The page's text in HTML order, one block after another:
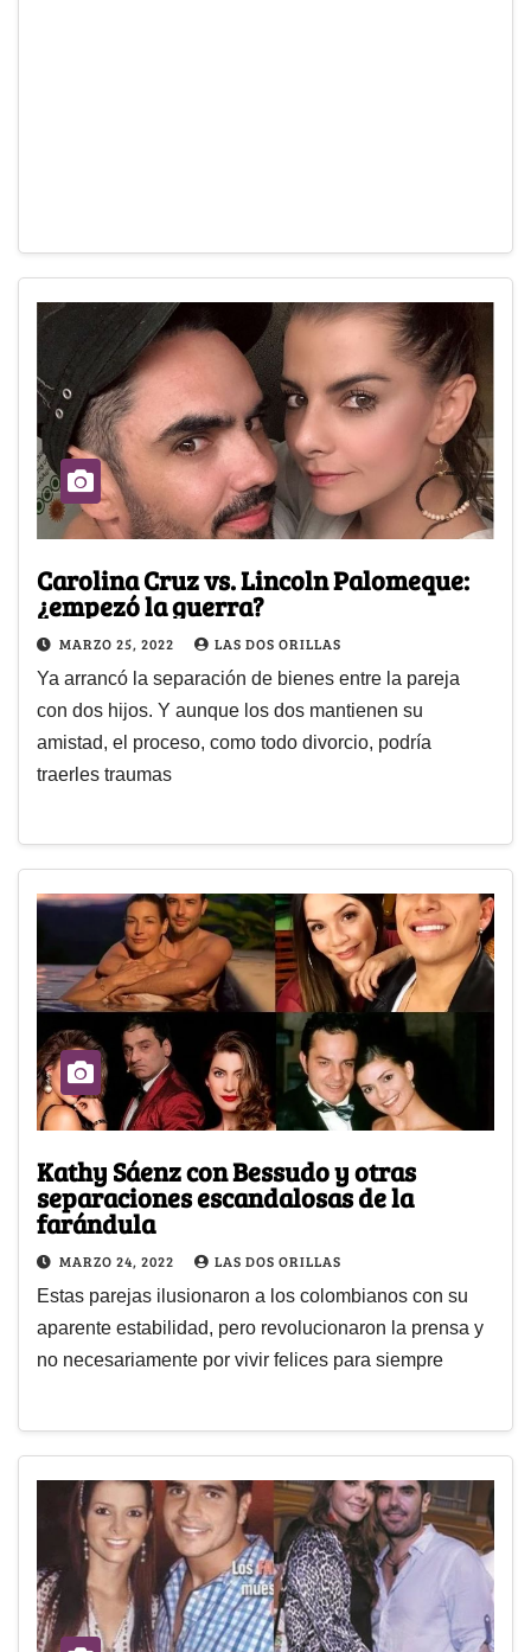
Carolina Cruz vs. Lincoln Palomeque:
¿empezó la guerra?
MARZO 25, 2022 LAS DOS ORILLAS
Ya arrancó la separación de bienes entre la pareja
con dos hijos. Y aunque los dos mantienen su
amistad, el proceso, como todo divorcio, podría
traerles traumas
Kathy Sáenz con Bessudo y otras
separaciones escandalosas de la
farándula
MARZO 24, 2022 LAS DOS ORILLAS
Estas parejas ilusionaron a los colombianos con su
aparente estabilidad, pero revolucionaron la prensa y
no necesariamente por vivir felices para siempre